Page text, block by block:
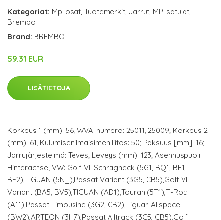
Kategoriat: Mp-osat, Tuotemerkit, Jarrut, MP-satulat,
Brembo
Brand: BREMBO
59.31 EUR
LISÄTIETOJA
Korkeus 1 (mm): 56; WVA-numero: 25011, 25009; Korkeus 2
(mm): 61; Kulumisenilmaisimen liitos: 50; Paksuus [mm]: 16;
Jarrujärjestelmä: Teves; Leveys (mm): 123; Asennuspuoli:
Hinterachse; VW: Golf VII Schrägheck (5G1, BQ1, BE1,
BE2),TIGUAN (5N_),Passat Variant (3G5, CB5),Golf VII
Variant (BA5, BV5),TIGUAN (AD1),Touran (5T1),T-Roc
(A11),Passat Limousine (3G2, CB2),Tiguan Allspace
(BW2),ARTEON (3H7),Passat Alltrack (3G5, CB5),Golf